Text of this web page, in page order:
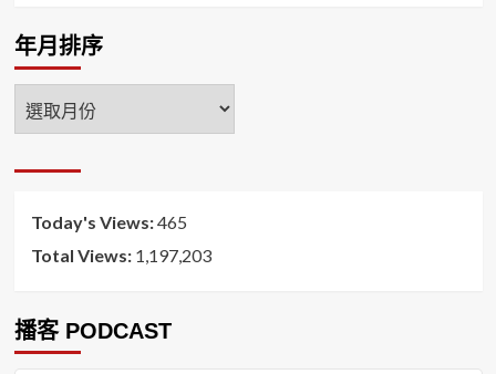
年月排序
年
月
Today's Views:465
Total Views: 1,197,203
播客 PODCAST